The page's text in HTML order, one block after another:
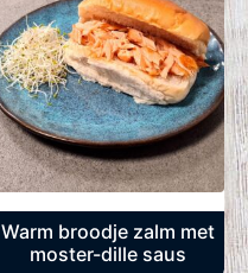
Warm broodje zalm met
moster-dille saus